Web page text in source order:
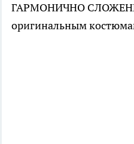
ГАРМОНИЧНО
оригинальным